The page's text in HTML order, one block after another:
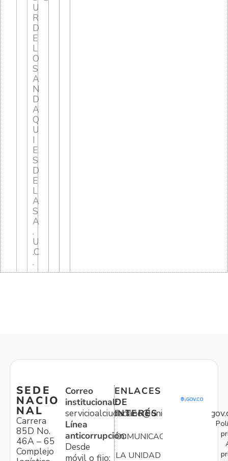
U
R
D
E
L
O
S
A
N
D
A
Q
U
I
E
S
D
E
L
A
S
A
.
U
.C
.
SEDE
NACIO
NAL
Carrera
85D No.
46A – 65
Complejo
Correo
institucional:
Línea
anticorrupción:
Desde
móvil o fijo:
ENLACES
DE
INTERÉS
COMUNICACIONES
LA UNIDAD